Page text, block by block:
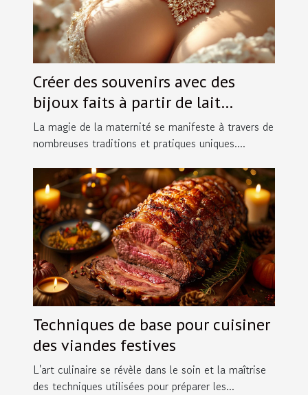
Créer des souvenirs avec des
bijoux faits à partir de lait
maternel
La magie de la maternité se manifeste à travers de
nombreuses traditions et pratiques uniques....
Techniques de base pour cuisiner
des viandes festives
L'art culinaire se révèle dans le soin et la maîtrise
des techniques utilisées pour préparer les...